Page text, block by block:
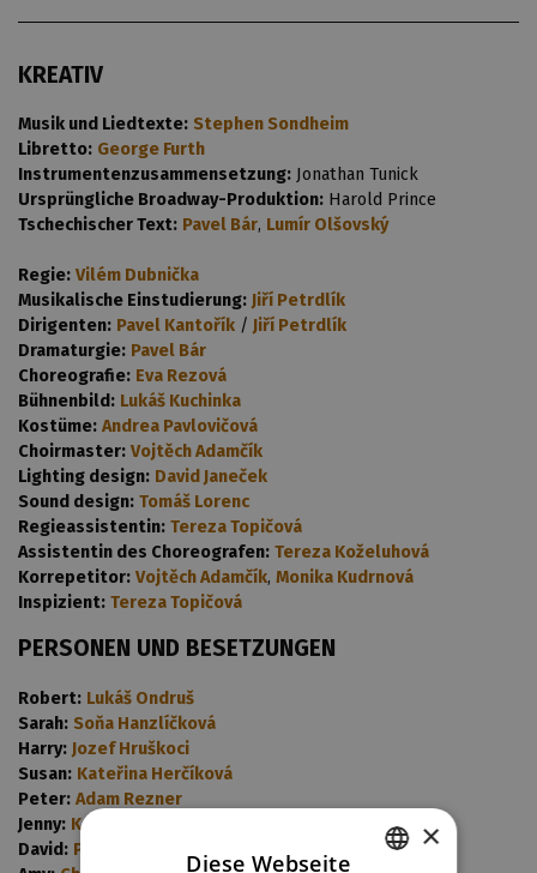
KREATIV
Musik und Liedtexte: Stephen Sondheim
Libretto: George Furth
Instrumentenzusammensetzung: Jonathan Tunick
Ursprüngliche Broadway-Produktion: Harold Prince
Tschechischer Text: Pavel Bár, Lumír Olšovský
Regie: Vilém Dubnička
Musikalische Einstudierung: Jiří Petrdlík
Dirigenten: Pavel Kantořík / Jiří Petrdlík
Dramaturgie: Pavel Bár
Choreografie: Eva Rezová
Bühnenbild: Lukáš Kuchinka
Kostüme: Andrea Pavlovičová
Choirmaster: Vojtěch Adamčík
Lighting design: David Janeček
Sound design: Tomáš Lorenc
Regieassistentin: Tereza Topičová
Assistentin des Choreografen: Tereza Koželuhová
Korrepetitor: Vojtěch Adamčík, Monika Kudrnová
Inspizient: Tereza Topičová
PERSONEN UND BESETZUNGEN
Robert: Lukáš Ondruš
Sarah: Soňa Hanzlíčková
Harry: Jozef Hruškoci
Susan: Kateřina Herčíková
Peter: Adam Rezner
Jenny: Kateřina Chrenková
David: Pavel Režný
×
Diese Webseite